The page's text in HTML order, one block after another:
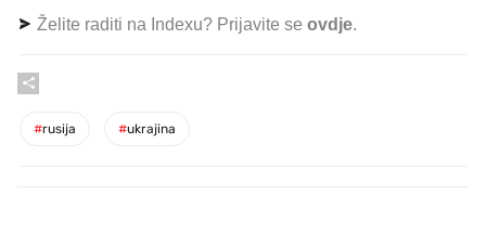
Želite raditi na Indexu? Prijavite se ovdje.
#rusija #ukrajina